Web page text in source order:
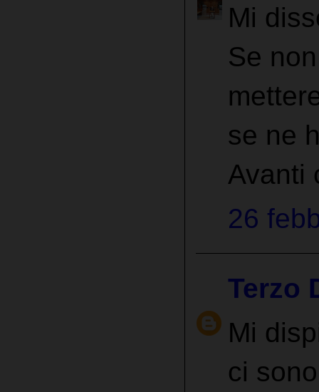
Mi
Se
se ne
Avanti
26
Terzo
Mi
ci